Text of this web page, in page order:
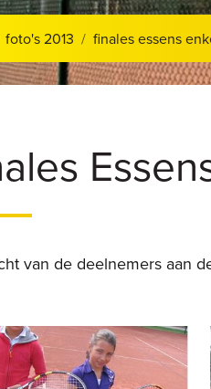
foto's 2013 finales essens
van de deelnemers aan